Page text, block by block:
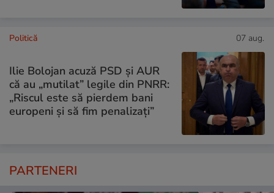
Politică 07 aug.
Ilie Bolojan acuză PSD și AUR
că au „mutilat” legile din PNRR:
„Riscul este să pierdem bani
europeni și să fim penalizați”
PARTENERI